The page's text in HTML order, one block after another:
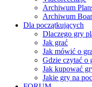
Archiwum
Archiwum
Dla początkujących
Dlaczego gry
Jak grać
Jak mówić o
Gdzie czytać o
Jak kupować
Jakie gry na